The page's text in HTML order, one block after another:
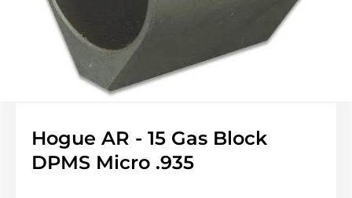
Hogue AR - 15 Gas Block
DPMS Micro .935